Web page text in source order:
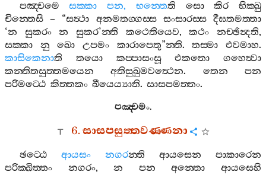
පඤ‍්චමෙ සක‍්කා පන, භන‍්තෙති සො කිර
භික‍්ඛු
චින‍්තෙසි – “සත්‍ථා අනමතග‍්ගස‍්ස සංසාරස‍්ස දීඝතමත‍්තා
‘න සුකරං න සුකර’න‍්ති කථෙතියෙව,කථං නච‍්ඡින්‍දති,
සක‍්කා
නු ඛො උපමං කාරාපෙතු”න‍්ති.තස‍්මා එවමාහ.
කාසිකෙනාති තයො කප‍්පාසංසූ එකතො
ගහෙත්‍වා
කන‍්තිතසුත‍්තමයෙන
අතිසුඛුමවත්‍ථෙන. තෙන
පන
පරිමට‍්ඨෙ කිත‍්තකං ඛීයෙය්‍යාති. සාසපමත‍්තං.
පඤ‍්චමං.
6.සාසපසුත‍්තවණ‍්ණනා
ඡට‍්ඨෙ ආයසං නගරන‍්ති ආයසෙන
පාකාරෙන
පරික‍්ඛිත‍්තං
නගරං,න පන අන‍්තො
ආයසෙහි